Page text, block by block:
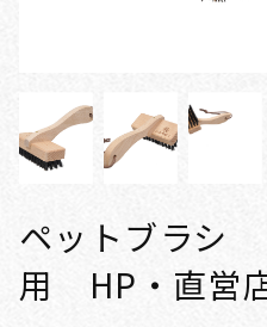
ペットブラ
用 HP・直営